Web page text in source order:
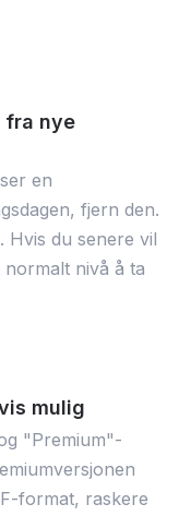
fra nye
en
fjern den.
Hvis du senere vil
nivå å ta
mulig
"Premium"-
format, raskere